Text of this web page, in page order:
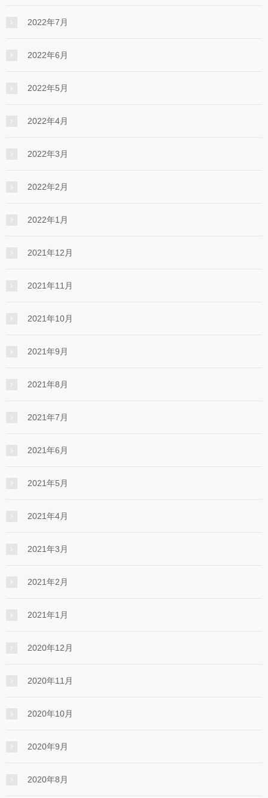
2022年7月
2022年6月
2022年5月
2022年4月
2022年3月
2022年2月
2022年1月
2021年12月
2021年11月
2021年10月
2021年9月
2021年8月
2021年7月
2021年6月
2021年5月
2021年4月
2021年3月
2021年2月
2021年1月
2020年12月
2020年11月
2020年10月
2020年9月
2020年8月